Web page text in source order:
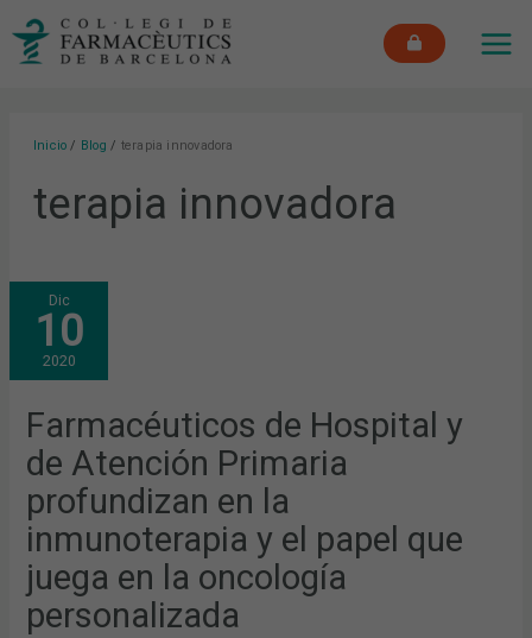
Inicio Blog terapia innovadora
terapia innovadora
Dic
10
2020
Farmacéuticos de Hospital y
de Atención Primaria
profundizan en la
inmunoterapia y el papel que
juega en la oncología
personalizada
FARMACÉUTICOS
DE
HOSPITAL
DE
ATENCIÓN
PRIMARIA
LA
INMUNOTERAPIA
Y
EL
PAPEL
QUE
JUEGA
EN
LA
PERSONALIZADA